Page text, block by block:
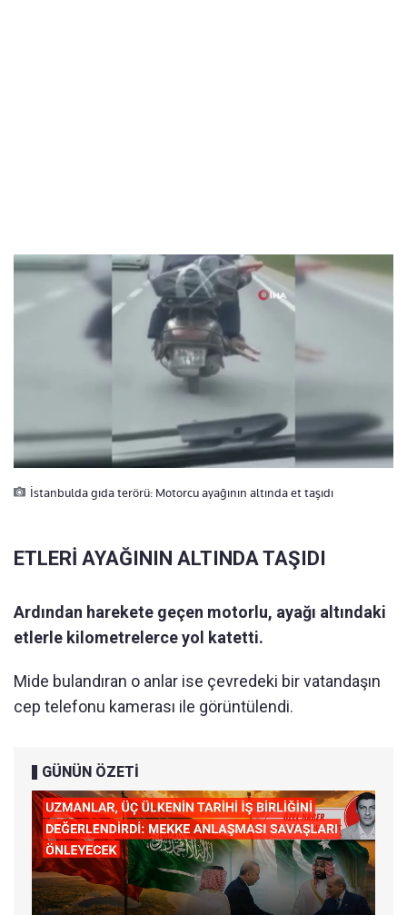
İstanbulda gıda terörü: Motorcu ayağının altında et taşıdı
ETLERİ AYAĞININ ALTINDA TAŞIDI
Ardından harekete geçen motorlu, ayağı altındaki
etlerle kilometrelerce yol katetti.
Mide bulandıran o anlar ise çevredeki bir vatandaşın
cep telefonu kamerası ile görüntülendi.
GÜNÜN ÖZETİ